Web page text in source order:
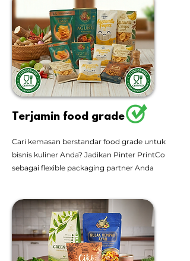
Terjamin food grade
Cari kemasan berstandar food grade untuk
bisnis kuliner Anda? Jadikan Pinter PrintCo
sebagai flexible packaging partner Anda